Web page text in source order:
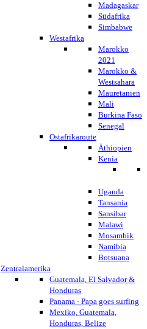
Madagaskar
Südafrika
Simbabwe
Westafrika
Marokko
2021
Marokko &
Westsahara
Mauretanien
Mali
Burkina Faso
Senegal
Ostafrikaroute
Äthiopien
Kenia
Uganda
Tansania
Sansibar
Malawi
Mosambik
Namibia
Botsuana
Zentralamerika
Guatemala, El Salvador &
Honduras
Panama - Papa goes surfing
Mexiko, Guatemala,
Honduras, Belize